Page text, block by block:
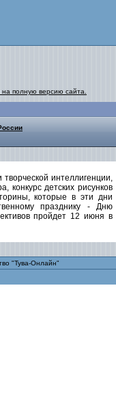
полную версию сайта.
интеллигенции,
конкурс детских рисунков
которые в эти дни
празднику - Дню
пройдет 12 июня в
"Тува-Онлайн"